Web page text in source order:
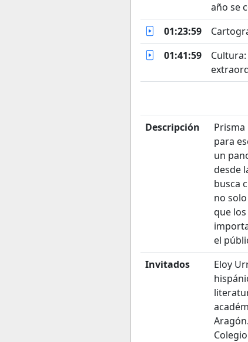
año se
01:23:59
01:41:59
Descripción
para
un
desde
busca
no
que
el
Invitados
Eloy